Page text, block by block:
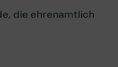
die ehrenamtlich